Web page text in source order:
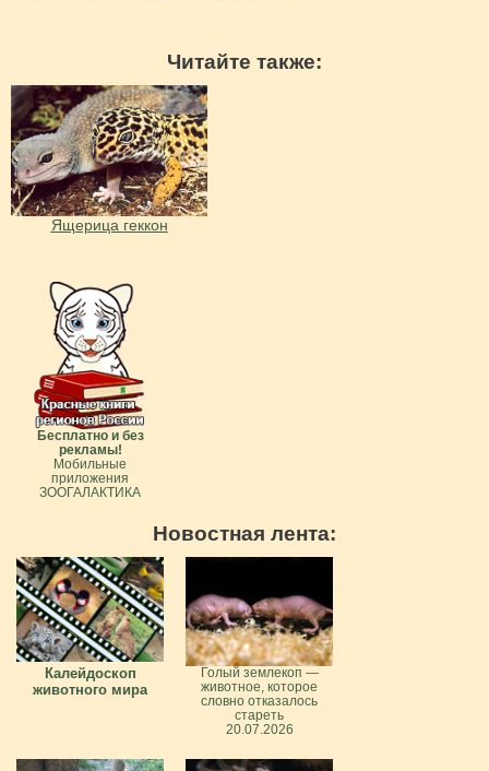
Читайте также:
Ящерица геккон
Бесплатно и без
рекламы!
Мобильные
приложения
ЗООГАЛАКТИКА
Новостная лента:
Калейдоскоп
животного мира
Голый землекоп —
животное, которое
словно отказалось
стареть
20.07.2026